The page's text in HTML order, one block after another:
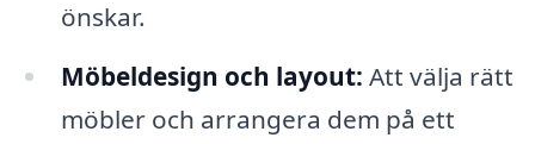
önskar.
Möbeldesign och layout: Att välja rätt
möbler och arrangera dem på ett